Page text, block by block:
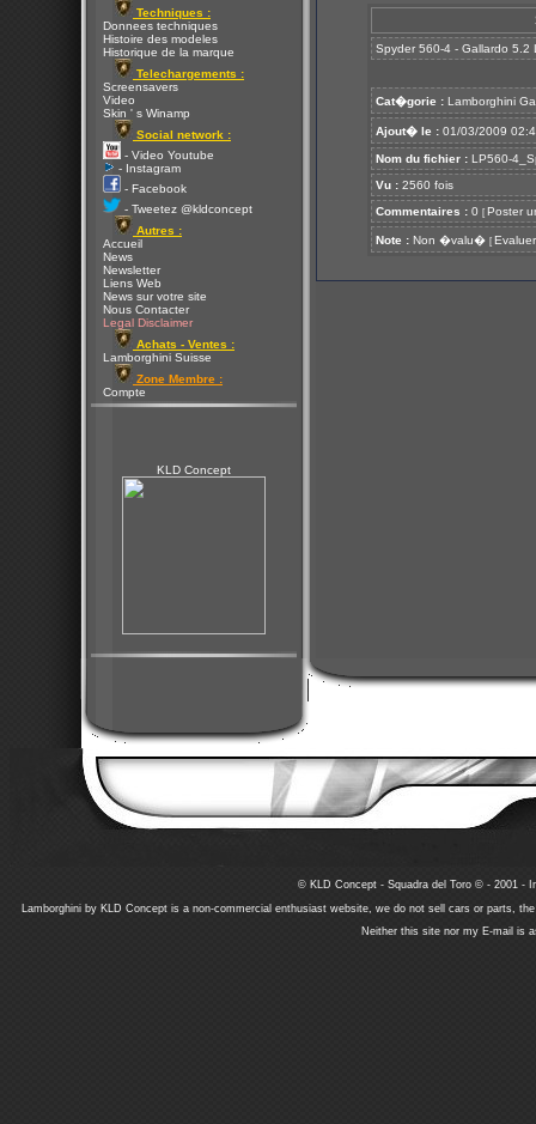
Techniques :
Donnees techniques
Histoire des modeles
Historique de la marque
Telechargements :
Screensavers
Video
Skin ' s Winamp
Social network :
- Video Youtube
- Instagram
- Facebook
- Tweetez @kldconcept
Autres :
Accueil
News
Newsletter
Liens Web
News sur votre site
Nous Contacter
Legal Disclaimer
Achats - Ventes :
Lamborghini Suisse
Zone Membre :
Compte
KLD Concept
Spyder 560-4 - Gallardo 5.2
Cat�gorie : Lamborghini
Ajout� le : 01/03/2009
Nom du fichier : LP560-
Vu : 2560 fois
Commentaires : 0 [ Poster
Note : Non �valu� [ Evaluer
© KLD Concept - Squadra del Toro © - 2001 -
Lamborghini by KLD Concept is a non-commercial enthusiast website, we do not sell cars or parts,
Neither this site nor my E-mail is